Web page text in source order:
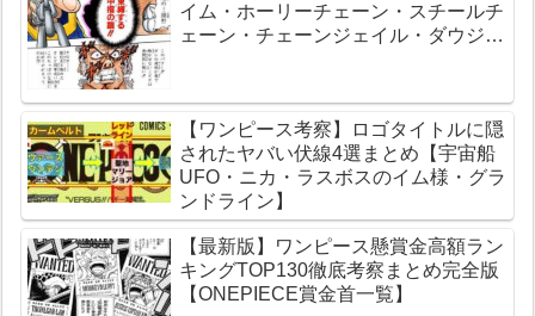
イム・ホーリーチェーン・スチールチ
ェーン・チェーンジェイル・ダウジン
【ワンピース考察】ロゴタイトルに隠
されたヤバい伏線4選まとめ【宇宙船
UFO・ニカ・ラスボスのイム様・グラ
ンドライン】
【最新版】ワンピース懸賞金高額ラン
キングTOP130徹底考察まとめ完全版
【ONEPIECE賞金首一覧】